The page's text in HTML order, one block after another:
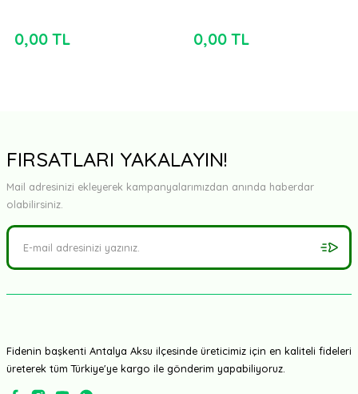
0,00 TL 0,00 TL
FIRSATLARI YAKALAYIN!
Mail adresinizi ekleyerek kampanyalarımızdan anında haberdar
olabilirsiniz.
Fidenin başkenti Antalya Aksu ilçesinde üreticimiz için en kaliteli fideleri
üreterek tüm Türkiye'ye kargo ile gönderim yapabiliyoruz.